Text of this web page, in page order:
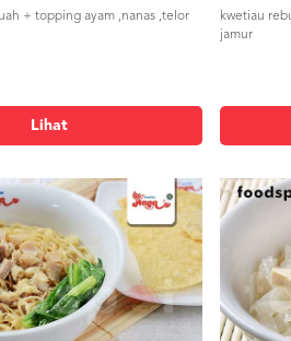
+ topping ayam ,nanas ,telor
Lihat
kwetiau
jamur